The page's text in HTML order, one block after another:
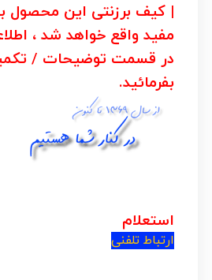
| کیف برزنتی این محصول
مفید واقع خواهد شد ،
در قسمت توضیحات /
بفرمائید.
استعلام
ارتباط تلفنی